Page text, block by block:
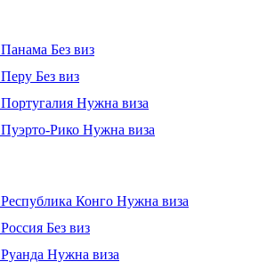
Панама Без виз
Перу Без виз
Португалия Нужна виза
Пуэрто-Рико Нужна виза
Республика Конго Нужна виза
Россия Без виз
Руанда Нужна виза